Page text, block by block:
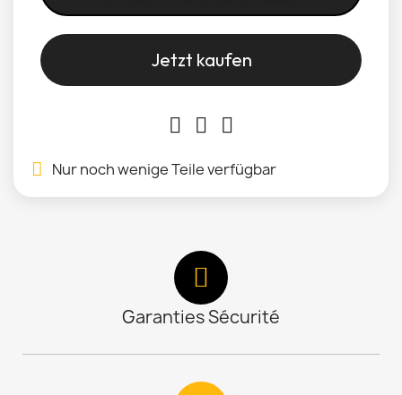
Jetzt kaufen
Nur noch wenige Teile verfügbar
Garanties Sécurité